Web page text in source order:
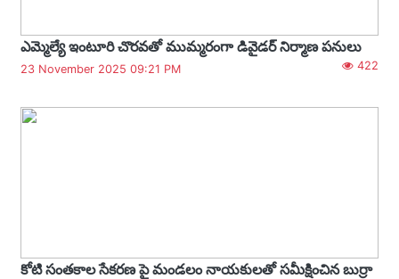
ఎమ్మెల్యే ఇంటూరి చొరవతో ముమ్మరంగా డివైడర్ నిర్మాణ పనులు
23 November 2025 09:21 PM 422
కోటి సంతకాల సేకరణ పై మండలం నాయకులతో సమీక్షించిన బుర్రా